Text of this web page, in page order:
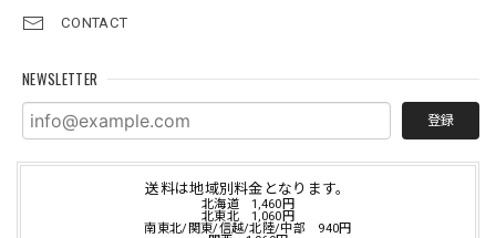
CONTACT
NEWSLETTER
登録
送料は地域別料金となります。
北海道 1,460円
北東北 1,060円
南東北/関東/信越/北陸/中部 940円